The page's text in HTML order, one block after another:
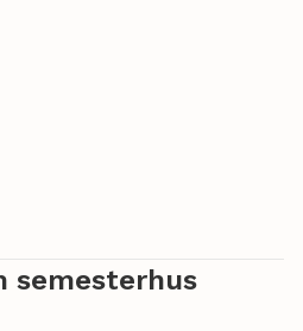
semesterhus